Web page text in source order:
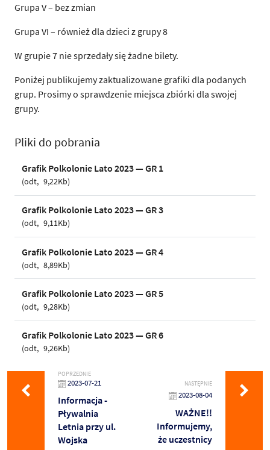
Grupa V – bez zmian
Grupa VI – również dla dzieci z grupy 8
W grupie 7 nie sprzedały się żadne bilety.
Poniżej publikujemy zaktualizowane grafiki dla podanych
grup. Prosimy o sprawdzenie miejsca zbiórki dla swojej
grupy.
Pliki do pobrania
Grafik Polkolonie Lato 2023 — GR 1
odt 9,22Kb
Grafik Polkolonie Lato 2023 — GR 3
odt 9,11Kb
Grafik Polkolonie Lato 2023 — GR 4
odt 8,89Kb
Grafik Polkolonie Lato 2023 — GR 5
odt 9,28Kb
Grafik Polkolonie Lato 2023 — GR 6
odt 9,26Kb
POPRZEDNIE
2023-07-21
Informacja -
Pływalnia
Letnia przy ul.
Wojska
NASTĘPNIE
2023-08-04
WAŻNE!!
Informujemy,
że uczestnicy